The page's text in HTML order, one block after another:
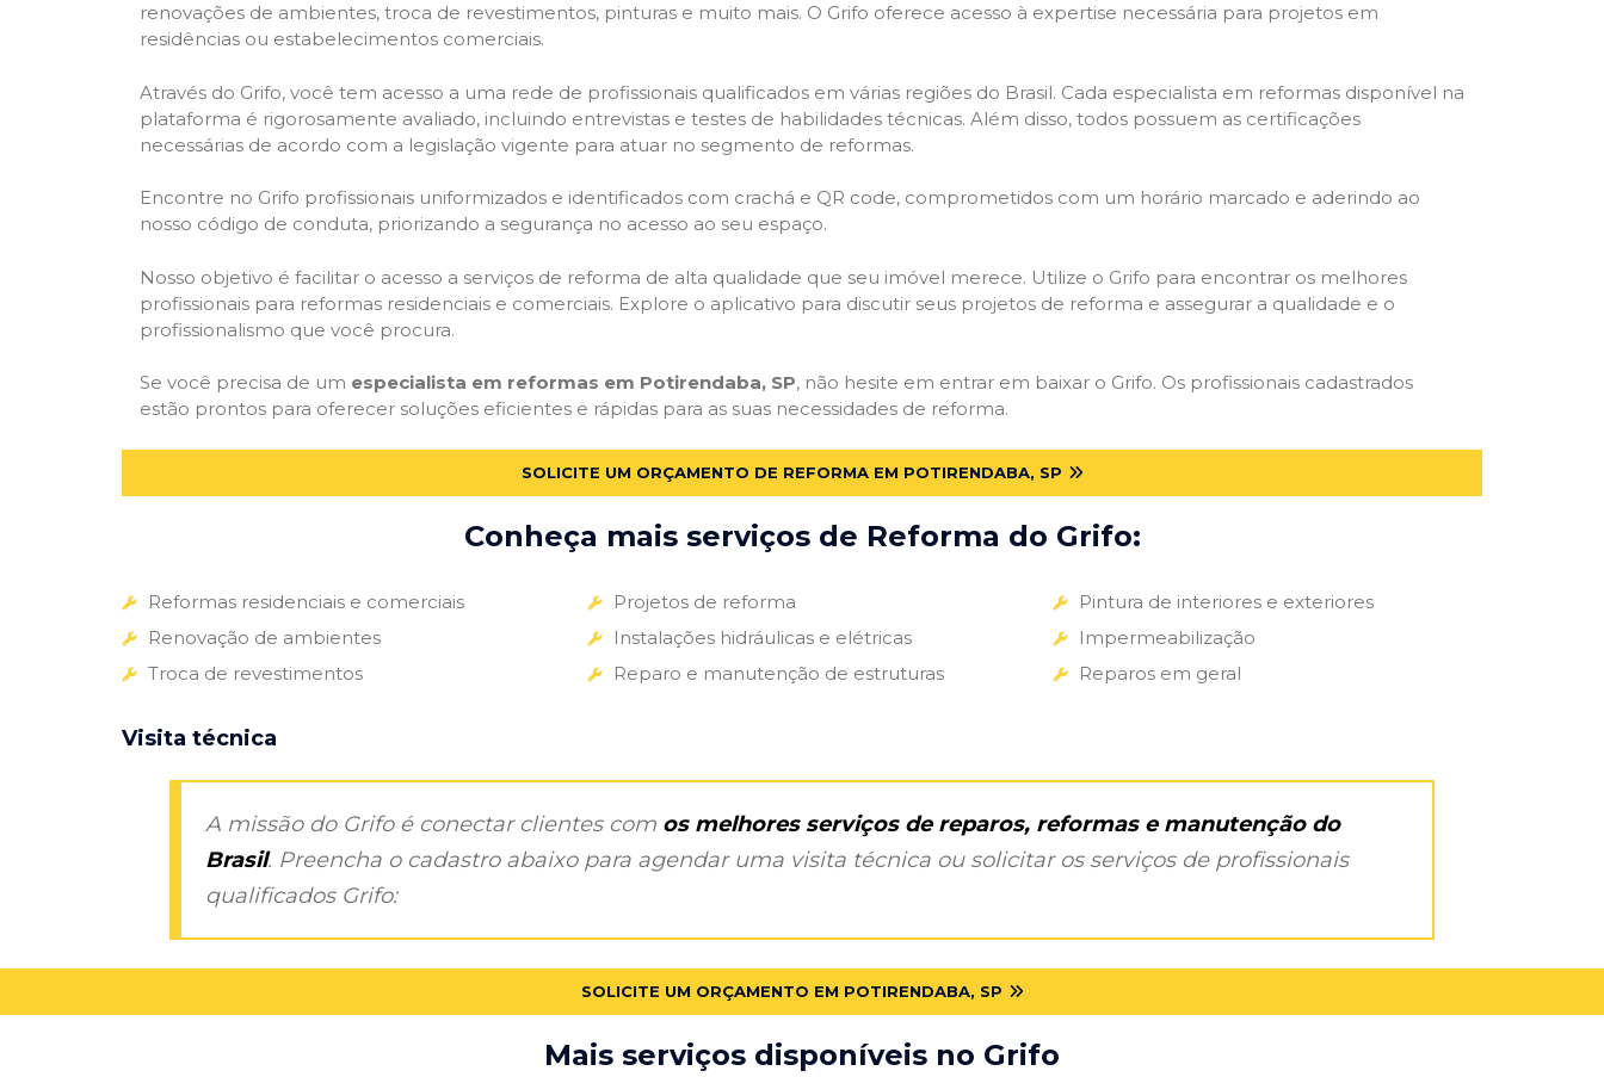
renovações de ambientes, troca de revestimentos, pinturas e muito mais. O Grifo oferece acesso à expertise necessária para projetos em
residências ou estabelecimentos comerciais.
Através do Grifo, você tem acesso a uma rede de profissionais qualificados em várias regiões do Brasil. Cada especialista em reformas disponível na
plataforma é rigorosamente avaliado, incluindo entrevistas e testes de habilidades técnicas. Além disso, todos possuem as certificações
necessárias de acordo com a legislação vigente para atuar no segmento de reformas.
Encontre no Grifo profissionais uniformizados e identificados com crachá e QR code, comprometidos com um horário marcado e aderindo ao
nosso código de conduta, priorizando a segurança no acesso ao seu espaço.
Nosso objetivo é facilitar o acesso a serviços de reforma de alta qualidade que seu imóvel merece. Utilize o Grifo para encontrar os melhores
profissionais para reformas residenciais e comerciais. Explore o aplicativo para discutir seus projetos de reforma e assegurar a qualidade e o
profissionalismo que você procura.
Se você precisa de um especialista em reformas em Potirendaba, SP, não hesite em entrar em baixar o Grifo. Os profissionais cadastrados
estão prontos para oferecer soluções eficientes e rápidas para as suas necessidades de reforma.
SOLICITE UM ORÇAMENTO DE REFORMA EM POTIRENDABA, SP
Conheça mais serviços de Reforma do Grifo:
Reformas residenciais e comerciais
Renovação de ambientes
Troca de revestimentos
Projetos de reforma
Instalações hidráulicas e elétricas
Reparo e manutenção de estruturas
Pintura de interiores e exteriores
Impermeabilização
Reparos em geral
Visita técnica
A missão do Grifo é conectar clientes com os melhores serviços de reparos, reformas e manutenção do
Brasil. Preencha o cadastro abaixo para agendar uma visita técnica ou solicitar os serviços de profissionais
qualificados Grifo:
SOLICITE UM ORÇAMENTO EM POTIRENDABA, SP
Mais serviços disponíveis no Grifo